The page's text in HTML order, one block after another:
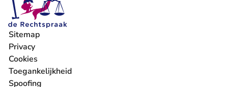
Sitemap
Privacy
Cookies
Toegankelijkheid
Spoofing